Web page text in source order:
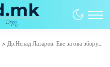
> Др.Ненад Лазаров: Еве за ова зборувам, бројот на тестирања треба да се зголемува, а не да опаѓа, барем не сега во оваа фаза на епидемијата